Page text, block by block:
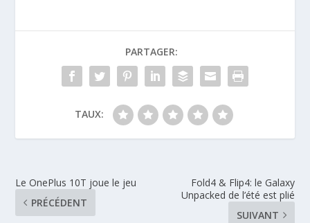
PARTAGER:
TAUX:
Le OnePlus 10T joue le jeu
PRÉCÉDENT
Fold4 & Flip4: le Galaxy
Unpacked de l’été est plié
SUIVANT